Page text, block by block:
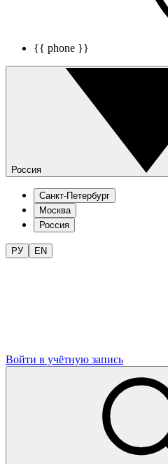
{{ phone }}
Россия
Санкт-Петербург
Москва
Россия
РУ EN
Войти в учётную запись